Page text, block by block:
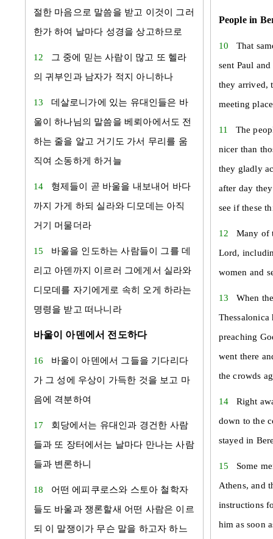
절한 마음으로 말씀을 받고 이것이 그러
한가 하여 날마다 성경을 상고하므로
12 그 중에 믿는 사람이 많고 또 헬라
의 귀부인과 남자가 적지 아니하나
13 데살로니가에 있는 유대 인들은 바
울이 하나님의 말씀을베뢰아에서도 전
하는 줄을 알고 거기도 가서 무리를 움
직여 소동하게 하거늘
14 형제들이 곧 바울을 내보내어 바다
까지 가게 하되 실라와 디모데 는 아직
거기 머물더라
15 바울을 인도하는 사람들이 그를 데
리고 아덴 까지 이르러 그에게서 실라와
디모데 를 자기에게로 속히 오게 하라는
명령을 받고 떠나니라
바울이 아덴에서 전도하다
16 바울이 아덴 에서 그들을 기다리다
가 그 성에 우상이 가득한 것을 보고 마
음에 격분하여
17 회당에서는 유대 인과 경건한 사람
들과 또 장터에서는 날마다 만나는 사람
들과 변론하니
18 어떤에피쿠로스와 스토아 철학자
들도 바울과 쟁론할새 어떤 사람은 이르
되 이 말쟁이가 무슨 말을 하고자 하느
People in
10 That
sent Paul
they arrived,
meeting
11 The
nicer than
they gladly
after day
see if these
12 Many of
Lord,
women and
13 When
Thessalonica
preaching
went there
the crowds
14 Right
down to the
stayed in
15 Some
Athens, and
instructions
him as soon